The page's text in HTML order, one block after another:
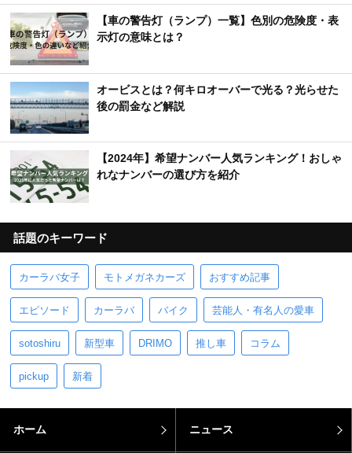
【車の警告灯（ランプ）一覧】色別の危険度・表
示灯の意味とは？
オービスとは？何キロオーバーで光る？光らせた
後の罰金など解説
【2024年】希望ナンバー人気ランキング！おしゃ
れなナンバーの選び方を紹介
話題のキーワード
カーラバ女子 モトメガネカーズ おすすめ記事
エピソード カーラバ バイク 芸能人・有名人の愛車
sotoshiru 新型車 DRIMO 推し車 コラム
pickup 新着
ホーム ニュース